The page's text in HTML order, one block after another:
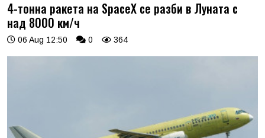
4-тонна ракета на SpaceX се разби в Луната с
над 8000 км/ч
06 Aug 12:50 0 364